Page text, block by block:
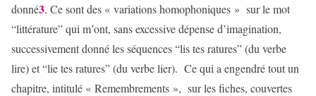
donné3. Ce sont des « variations homophoniques » sur le mot
“littérature” qui m’ont, sans excessive dépense d’imagination,
successivement donné les séquences “lis tes ratures” (du verbe
lire) et “lie tes ratures” (du verbe lier). Ce qui a engendré tout un
chapitre, intitulé « Remembrements », sur les fiches, couvertes